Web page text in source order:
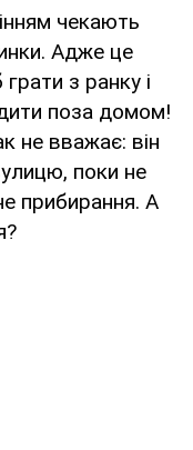
чекають
Адже це
з ранку і
поза домом!
не вважає: він
поки не
прибирання. А